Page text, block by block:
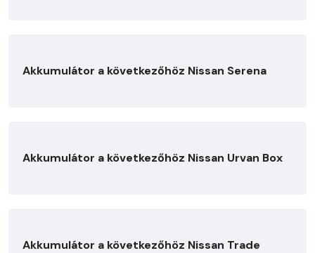
Akkumulátor a következőhöz Nissan Serena
Akkumulátor a következőhöz Nissan Urvan Box
Akkumulátor a következőhöz Nissan Trade